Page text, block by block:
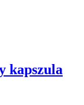
kapszula